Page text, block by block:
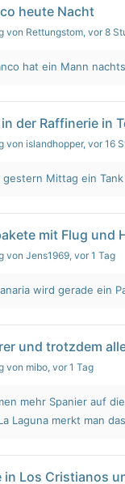
heute Nacht
von Rettungstom, vor 8
hat ein Mann
der Raffinerie in
von islandhopper, vor 16
gestern Mittag ein
mit Flug und
von Jens1969, vor 1 Tag
wird gerade ein
und trotzdem
von mibo, vor 1 Tag
mehr Spanier auf
Laguna merkt man
in Los Cristianos